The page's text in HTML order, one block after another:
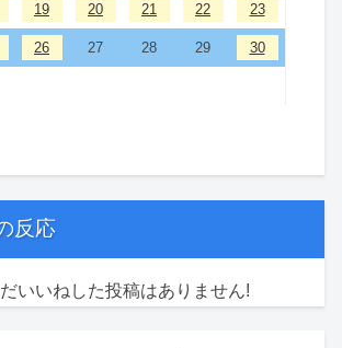
19 20 21 22 23
26 27 28 29 30
反応
いいねした投稿はありません!